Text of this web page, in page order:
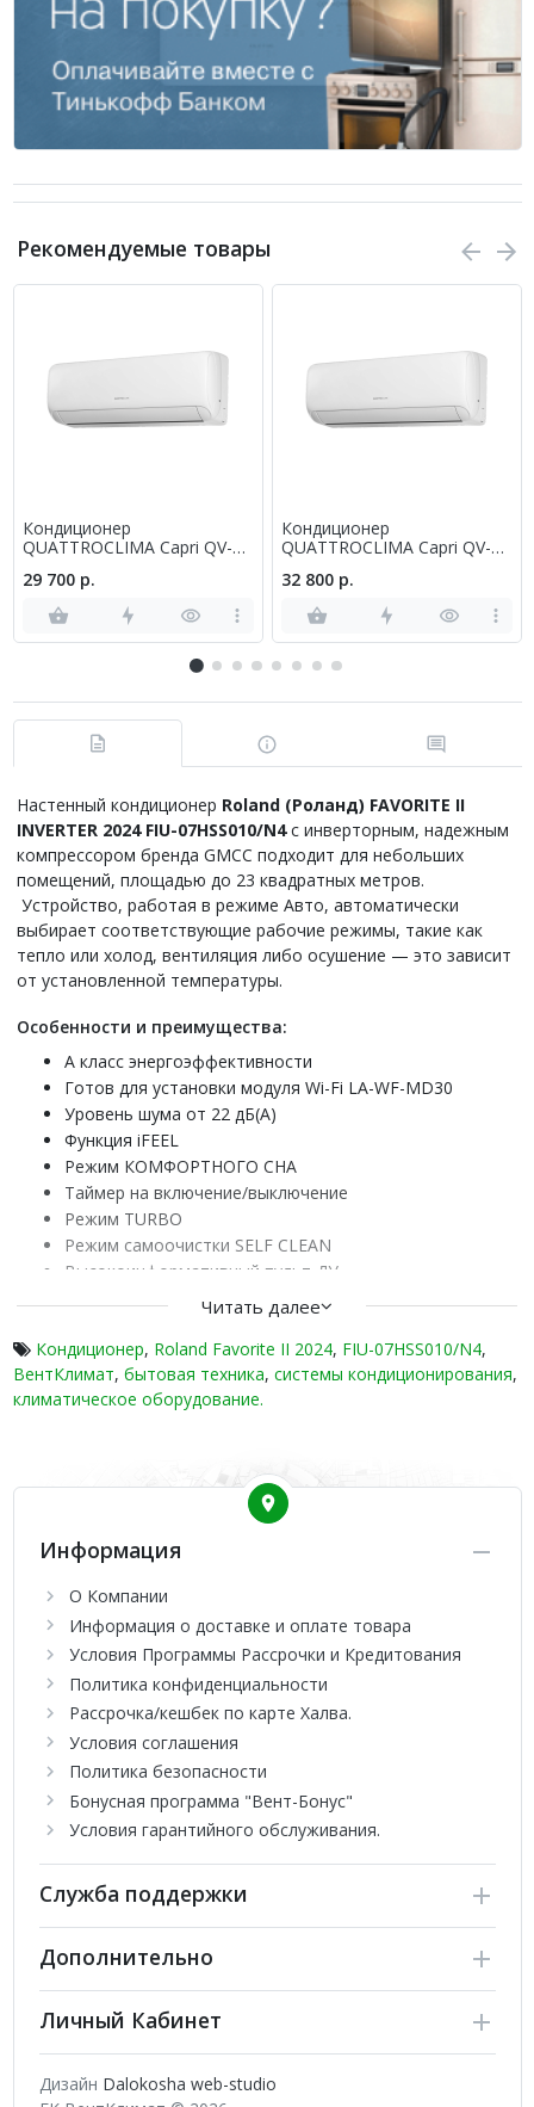
Рекомендуемые товары
Кондиционер
QUATTROCLIMA Capri QV-
29 700 р.
Кондиционер
QUATTROCLIMA Capri QV-
32 800 р.
Настенный кондиционер Roland (Роланд) FAVORITE II
INVERTER 2024 FIU-07HSS010/N4 с инверторным, надежным
компрессором бренда GMCC подходит для небольших
помещений, площадью до 23 квадратных метров.
Устройство, работая в режиме Авто, автоматически
выбирает соответствующие рабочие режимы, такие как
тепло или холод, вентиляция либо осушение — это зависит
от установленной температуры.
Особенности и преимущества:
А класс энергоэффективности
Готов для установки модуля Wi-Fi LA-WF-MD30
Уровень шума от 22 дБ(А)
Функция iFEEL
Режим КОМФОРТНОГО СНА
Таймер на включение/выключение
Режим TURBO
Режим самоочистки SELF CLEAN
Высокоинформативный пульт ДУ
Скрытый LED-дисплей
Работа на нагрев до -15 °С
Антикоррозийное покрытие GOLDEN FIN
Надежный и долговечный GMCC компрессор
Защитная накладка на вентили
охлаждающей способностью 7, 9, 12 тыс. BTU. Ассортимент
устройств с надежными и долговечными инверторными
компрессорами относят к высокому А классу, имеют четыре
основных рабочих режима, управляются
высокоинформативным пультом и готовы к работе через
WI-FI.
Читать далее
Кондиционер, Roland Favorite II 2024, FIU-07HSS010/N4,
ВентКлимат, бытовая техника, системы кондиционирования,
климатическое оборудование.
Информация
О Компании
Информация о доставке и оплате товара
Условия Программы Рассрочки и Кредитования
Политика конфиденциальности
Рассрочка/кешбек по карте Халва.
Условия соглашения
Политика безопасности
Бонусная программа "Вент-Бонус"
Условия гарантийного обслуживания.
Служба поддержки
Дополнительно
Личный Кабинет
Дизайн Dalokosha web-studio